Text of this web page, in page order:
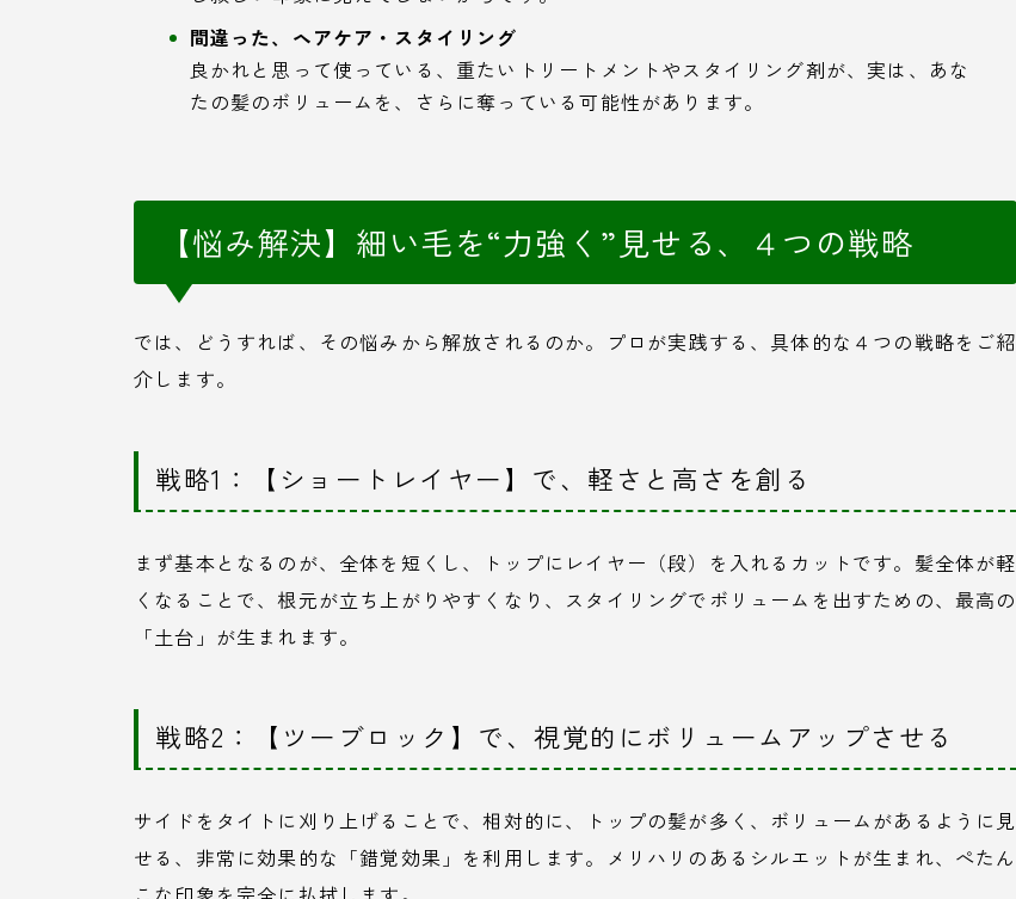
間違った、ヘアケア・スタイリング
良かれと思って使っている、重たいトリートメントやスタイリング剤が、実は、あな
たの髪のボリュームを、さらに奪っている可能性があります。
【悩み解決】細い毛を“力強く”見せる、４つの戦略
では、どうすれば、その悩みから解放されるのか。プロが実践する、具体的な４つの戦略をご紹
介します。
戦略1：【ショートレイヤー】で、軽さと高さを創る
まず基本となるのが、全体を短くし、トップにレイヤー（段）を入れるカットです。髪全体が軽
くなることで、根元が立ち上がりやすくなり、スタイリングでボリュームを出すための、最高の
「土台」が生まれます。
戦略2：【ツーブロック】で、視覚的にボリュームアップさせる
サイドをタイトに刈り上げることで、相対的に、トップの髪が多く、ボリュームがあるように見
せる、非常に効果的な「錯覚効果」を利用します。メリハリのあるシルエットが生まれ、ぺたん